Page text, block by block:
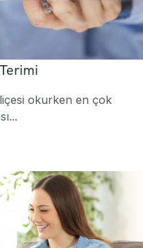
okurken en çok